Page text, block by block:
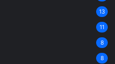
13
11
8
8